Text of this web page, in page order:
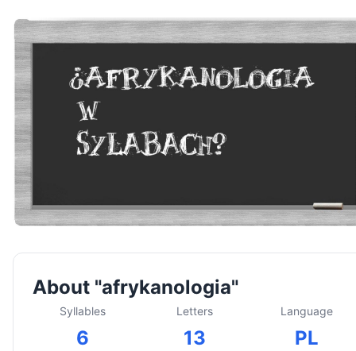
About "afrykanologia"
Syllables
6
Letters
13
Language
PL